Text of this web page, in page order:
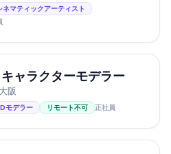
ネマティックアーティスト
キャラクターモデラー
大阪
モデラー リモート不可 正社員